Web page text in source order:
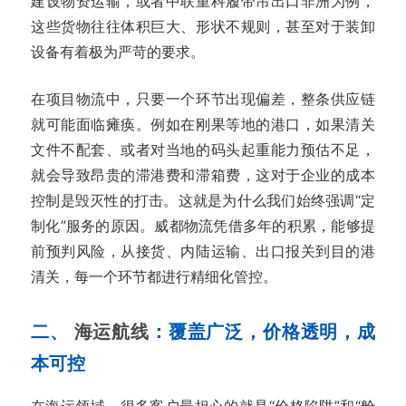
这些货物往往体积巨大、形状不规则，甚至对于装卸
设备有着极为严苛的要求。
在项目物流中，只要一个环节出现偏差，整条供应链
就可能面临瘫痪。例如在刚果等地的港口，如果清关
文件不配套、或者对当地的码头起重能力预估不足，
就会导致昂贵的滞港费和滞箱费，这对于企业的成本
控制是毁灭性的打击。这就是为什么我们始终强调“定
制化”服务的原因。威都物流凭借多年的积累，能够提
前预判风险，从接货、内陆运输、出口报关到目的港
清关，每一个环节都进行精细化管控。
二、 海运航线 ：覆盖广泛，价格透明，成
本可控